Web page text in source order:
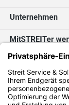
Unternehmen
MitSTREITer
Kontakt
Social Media